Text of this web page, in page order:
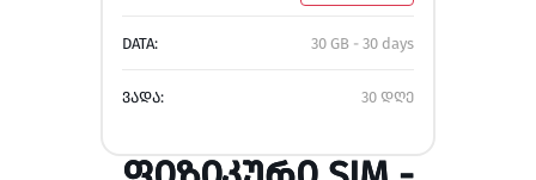
DATA: 30 GB - 30 days
ᲕᲐᲓᲐ: 30 დღე